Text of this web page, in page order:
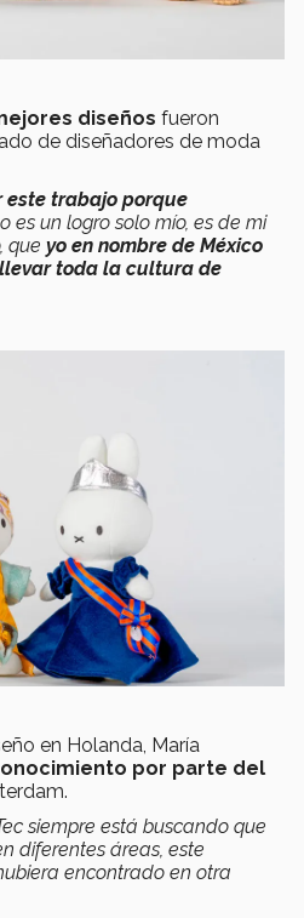
diseños fueron
de diseñadores de moda
este trabajo porque
es un logro solo mío, es de mi
que yo en nombre de México
toda la cultura de
en Holanda, María
por parte del
siempre está buscando que
diferentes áreas, este
encontrado en otra